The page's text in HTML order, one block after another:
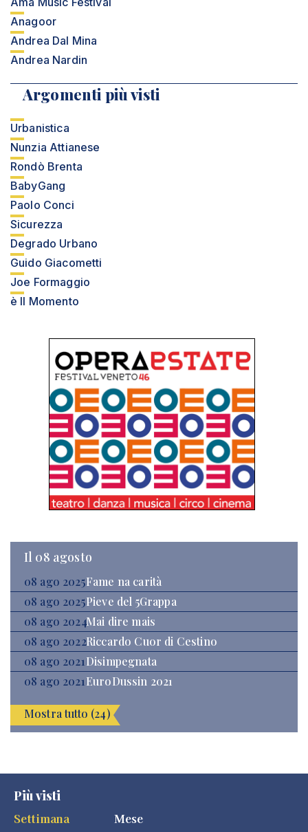
Anagoor
Andrea Dal Mina
Andrea Nardin
Argomenti più visti
Urbanistica
Nunzia Attianese
Rondò Brenta
BabyGang
Paolo Conci
Sicurezza
Degrado Urbano
Guido Giacometti
Joe Formaggio
è Il Momento
Il 08 agosto
08 ago 2025Fame na carità
08 ago 2025Pieve del 5Grappa
08 ago 2024Mai dire mais
08 ago 2022Riccardo Cuor di Cestino
08 ago 2021Disimpegnata
08 ago 2021EuroDussin 2021
Mostra tutto (24)
Più visti
Settimana
Mese